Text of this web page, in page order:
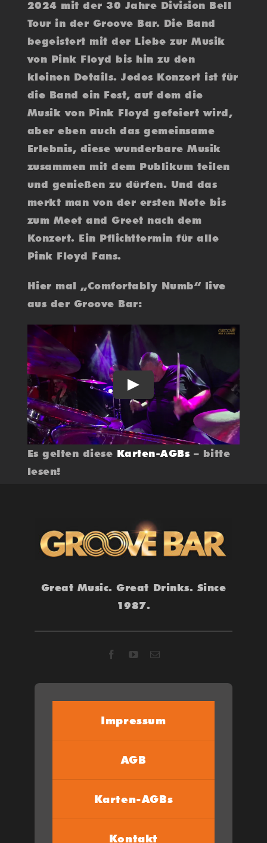
2024 mit der 30 Jahre Division Bell
Tour in der Groove Bar. Die Band
begeistert mit der Liebe zur Musik
von Pink Floyd bis hin zu den
kleinen Details. Jedes Konzert ist für
die Band ein Fest, auf dem die
Musik von Pink Floyd gefeiert wird,
aber eben auch das gemeinsame
Erlebnis, diese wunderbare Musik
zusammen mit dem Publikum teilen
und genießen zu dürfen. Und das
merkt man von der ersten Note bis
zum Meet and Greet nach dem
Konzert. Ein Pflichttermin für alle
Pink Floyd Fans.
Hier mal „Comfortably Numb“ live
aus der Groove Bar:
Play
Es gelten diese Karten-AGBs – bitte
lesen!
Great Music. Great Drinks. Since
1987.
Impressum
AGB
Karten-AGBs
Kontakt